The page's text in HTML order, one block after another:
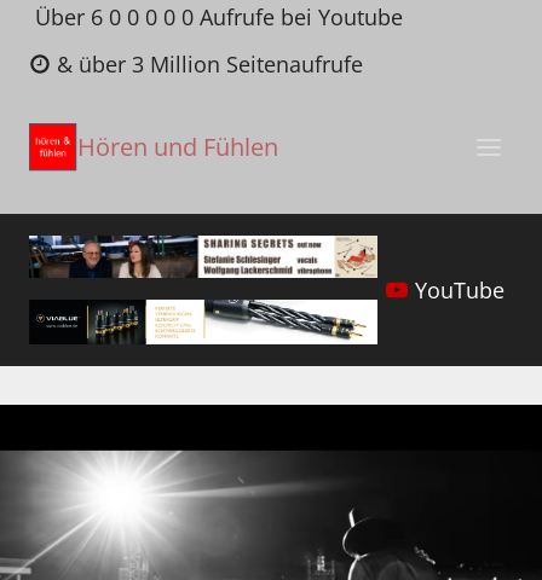
Zum
Inhalt
springen
Über 6 0 0 0 0 0 Aufrufe bei Youtube
& über 3 Million Seitenaufrufe
Hören und Fühlen
YouTube